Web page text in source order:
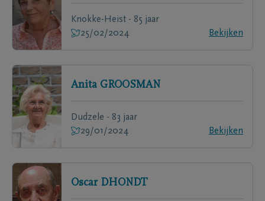
Knokke-Heist - 85 jaar
25/02/2024
Bekijken
Anita GROOSMAN
Dudzele - 83 jaar
29/01/2024
Bekijken
Oscar DHONDT